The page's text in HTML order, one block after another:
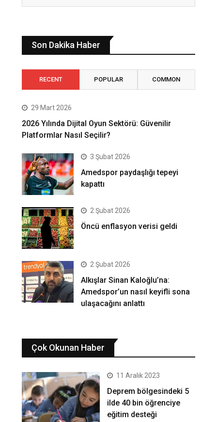
Son Dakika Haber
RECENT POPULAR COMMON
29 Mart 2026
2026 Yılında Dijital Oyun Sektörü: Güvenilir
Platformlar Nasıl Seçilir?
3 Şubat 2026
Amedspor paydaşlığı tepeyi
kapattı
2 Şubat 2026
Öncü enflasyon verisi geldi
2 Şubat 2026
Alkışlar Sinan Kaloğlu’na:
Amedspor’un nasıl keyifli sona
ulaşacağını anlattı
Çok Okunan Haber
11 Aralık 2023
Deprem bölgesindeki 5
ilde 40 bin öğrenciye
eğitim desteği